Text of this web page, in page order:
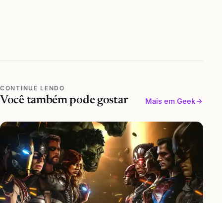
CONTINUE LENDO
Você também pode gostar Mais em Geek